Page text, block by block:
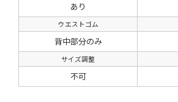
あり
ウエストゴム
背中部分のみ
サイズ調整
不可